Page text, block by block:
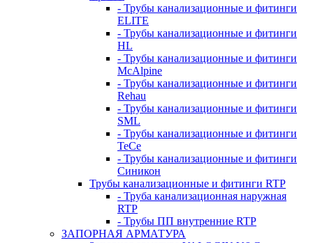
- Трубы канализационные и фитинги
ELITE
- Трубы канализационные и фитинги
HL
- Трубы канализационные и фитинги
McAlpine
- Трубы канализационные и фитинги
Rehau
- Трубы канализационные и фитинги
SML
- Трубы канализационные и фитинги
TeCe
- Трубы канализационные и фитинги
Синикон
Трубы канализационные и фитинги RTP
- Труба канализационная наружная
RTP
- Трубы ПП внутренние RTP
ЗАПОРНАЯ АРМАТУРА